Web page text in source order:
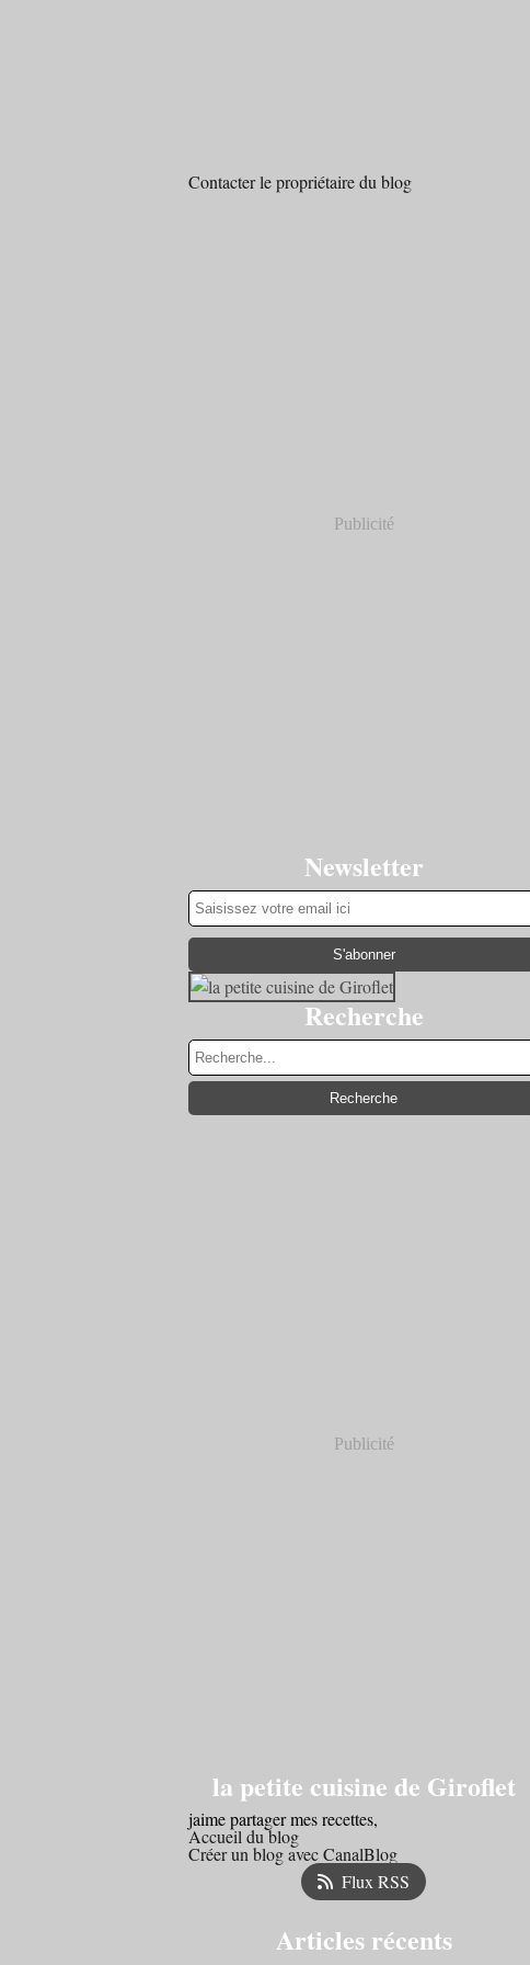
Contacter le propriétaire du blog
Publicité
Newsletter
Recherche
Publicité
la petite cuisine de Giroflet
jaime partager mes recettes,
Accueil du blog
Créer un blog avec CanalBlog
Flux RSS
Articles récents